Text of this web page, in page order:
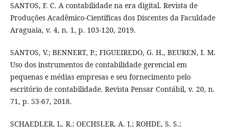
SANTOS, F. C. A contabilidade na era digital. Revista de
Produções Acadêmico-Científicas dos Discentes da Faculdade
Araguaia, v. 4, n. 1, p. 103-120, 2019.
SANTOS, V.; BENNERT, P.; FIGUEIREDO, G. H., BEUREN, I. M.
Uso dos instrumentos de contabilidade gerencial em
pequenas e médias empresas e seu fornecimento pelo
escritório de contabilidade. Revista Pensar Contábil, v. 20, n.
71, p. 53-67, 2018.
SCHAEDLER, L. R.; OECHSLER, A. J.; ROHDE, S. S.;